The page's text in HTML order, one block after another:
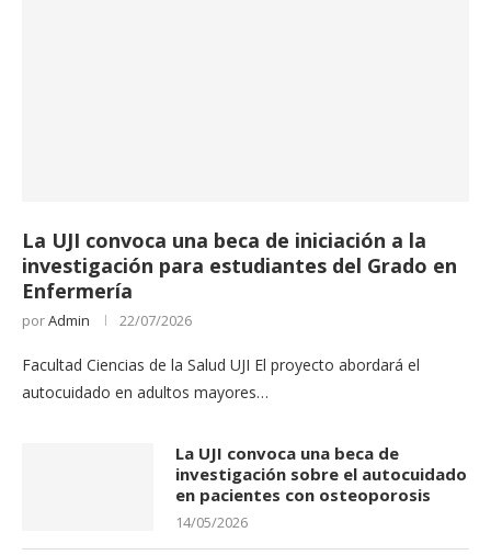
La UJI convoca una beca de iniciación a la
investigación para estudiantes del Grado en
Enfermería
porAdmin 22/07/2026
Facultad Ciencias de la Salud UJI El proyecto abordará el
autocuidado en adultos mayores…
La UJI convoca una beca de
investigación sobre el autocuidado
en pacientes con osteoporosis
14/05/2026